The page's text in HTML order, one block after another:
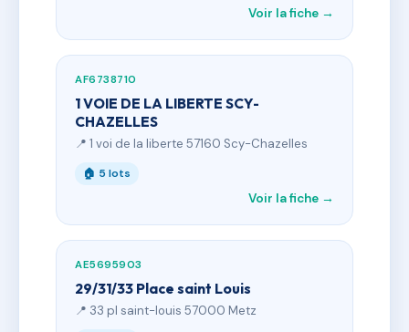
Voir la fiche →
AF6738710
1 VOIE DE LA LIBERTE SCY-
CHAZELLES
📍 1 voi de la liberte 57160 Scy-Chazelles
🏠 5 lots
Voir la fiche →
AE5695903
29/31/33 Place saint Louis
📍 33 pl saint-louis 57000 Metz